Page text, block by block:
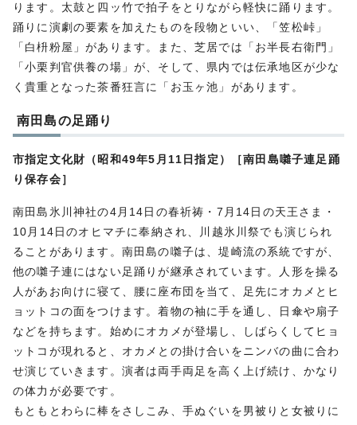
ります。太鼓と四ッ竹で拍子をとりながら軽快に踊ります。
踊りに演劇の要素を加えたものを段物といい、「笠松峠」
「白枡粉屋」があります。また、芝居では「お半長右衛門」
「小栗判官供養の場」が、そして、県内では伝承地区が少な
く貴重となった茶番狂言に「お玉ヶ池」があります。
南田島の足踊り
市指定文化財（昭和49年5月11日指定）［南田島囃子連足踊
り保存会］
南田島氷川神社の4月14日の春祈祷・7月14日の天王さま・
10月14日のオヒマチに奉納され、川越氷川祭でも演じられ
ることがあります。南田島の囃子は、堤崎流の系統ですが、
他の囃子連にはない足踊りが継承されています。人形を操る
人があお向けに寝て、腰に座布団を当て、足先にオカメとヒ
ョットコの面をつけます。着物の袖に手を通し、日傘や扇子
などを持ちます。始めにオカメが登場し、しばらくしてヒョ
ットコが現れると、オカメとの掛け合いをニンバの曲に合わ
せ演じていきます。演者は両手両足を高く上げ続け、かなり
の体力が必要です。
もともとわらに棒をさしこみ、手ぬぐいを男被りと女被りに